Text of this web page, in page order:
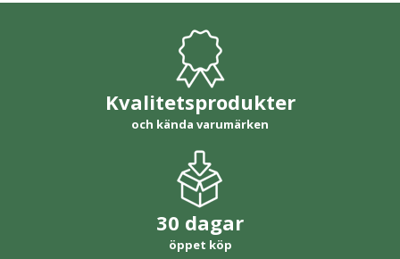
Kvalitetsprodukter
och kända varumärken
30 dagar
öppet köp